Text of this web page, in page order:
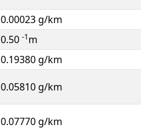
0.00023 g/km
0.50 -1m
0.19380 g/km
0.05810 g/km
0.07770 g/km